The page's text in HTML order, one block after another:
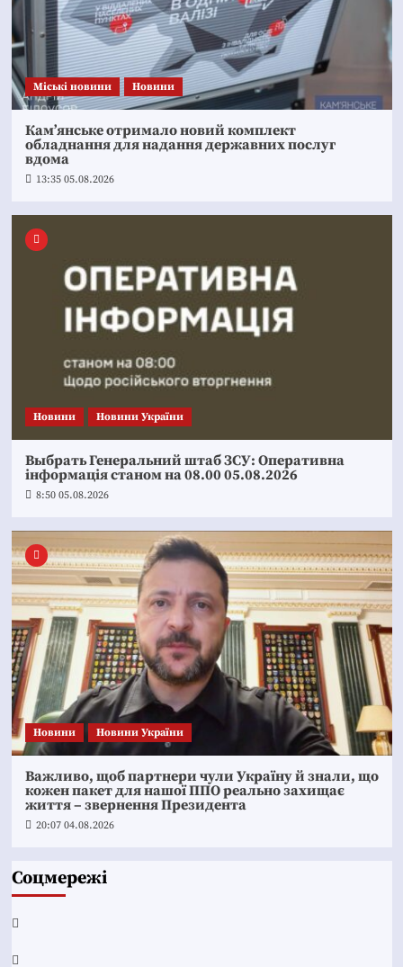
Mіські новини Новини
Кам’янське отримало новий комплект
обладнання для надання державних послуг
вдома
13:35 05.08.2026
Новини Новини України
Выбрать Генеральний штаб ЗСУ: Оперативна
інформація станом на 08.00 05.08.2026
8:50 05.08.2026
Новини Новини України
Важливо, щоб партнери чули Україну й знали, що
кожен пакет для нашої ППО реально захищає
життя – звернення Президента
20:07 04.08.2026
Соцмережі
Facebook
YouTube